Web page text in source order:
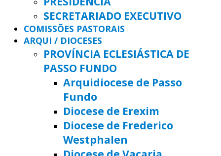
SECRETARIADO EXECUTIVO
COMISSÕES PASTORAIS
ARQUI / DIOCESES
PROVÍNCIA ECLESIÁSTICA DE
PASSO FUNDO
Arquidiocese de Passo
Fundo
Diocese de Erexim
Diocese de Frederico
Westphalen